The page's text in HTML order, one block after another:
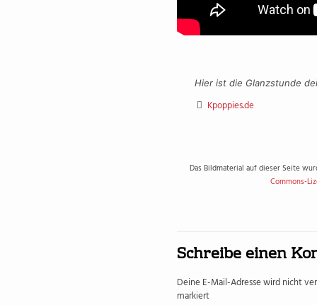
Hier ist die Glanzstunde
Kpoppies.de
Das Bildmaterial auf dieser Seite
Commons-
Schreibe einen
Deine E-Mail-Adresse wird nicht
markiert